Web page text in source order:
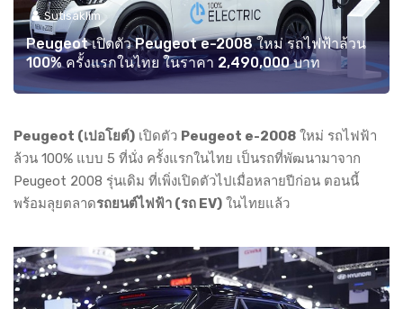
Sutisaklim
Peugeot เปิดตัว Peugeot e-2008 ใหม่ รถไฟฟ้าล้วน
100% ครั้งแรกในไทย ในราคา 2,490,000 บาท
Peugeot (เปอโยต์) เปิดตัว Peugeot e-2008 ใหม่ รถไฟฟ้า
ล้วน 100% แบบ 5 ที่นั่ง ครั้งแรกในไทย เป็นรถที่พัฒนามาจาก
Peugeot 2008 รุ่นเดิม ที่เพิ่งเปิดตัวไปเมื่อหลายปีก่อน ตอนนี้
พร้อมลุยตลาดรถยนต์ไฟฟ้า (รถ EV) ในไทยแล้ว